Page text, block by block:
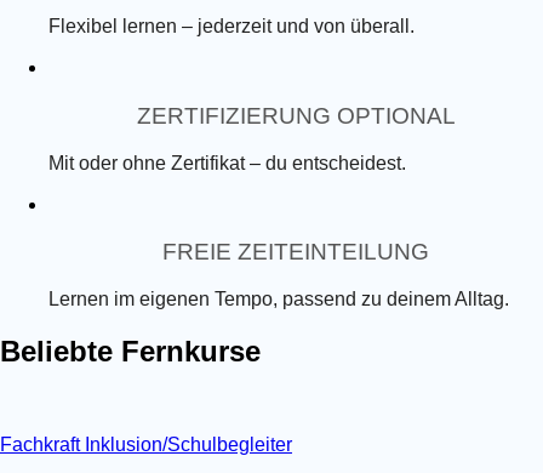
Flexibel lernen – jederzeit und von überall.
ZERTIFIZIERUNG OPTIONAL
Mit oder ohne Zertifikat – du entscheidest.
FREIE ZEITEINTEILUNG
Lernen im eigenen Tempo, passend zu deinem Alltag.
Beliebte Fernkurse
Fachkraft Inklusion/Schulbegleiter